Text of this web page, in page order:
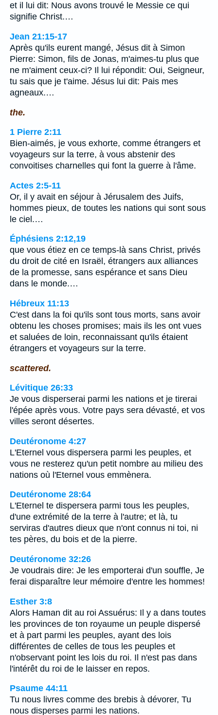
et il lui dit: Nous avons trouvé le Messie ce qui
signifie Christ.…
Jean 21:15-17
Après qu'ils eurent mangé, Jésus dit à Simon
Pierre: Simon, fils de Jonas, m'aimes-tu plus que
ne m'aiment ceux-ci? Il lui répondit: Oui, Seigneur,
tu sais que je t'aime. Jésus lui dit: Pais mes
agneaux.…
the.
1 Pierre 2:11
Bien-aimés, je vous exhorte, comme étrangers et
voyageurs sur la terre, à vous abstenir des
convoitises charnelles qui font la guerre à l'âme.
Actes 2:5-11
Or, il y avait en séjour à Jérusalem des Juifs,
hommes pieux, de toutes les nations qui sont sous
le ciel.…
Éphésiens 2:12,19
que vous étiez en ce temps-là sans Christ, privés
du droit de cité en Israël, étrangers aux alliances
de la promesse, sans espérance et sans Dieu
dans le monde.…
Hébreux 11:13
C'est dans la foi qu'ils sont tous morts, sans avoir
obtenu les choses promises; mais ils les ont vues
et saluées de loin, reconnaissant qu'ils étaient
étrangers et voyageurs sur la terre.
scattered.
Lévitique 26:33
Je vous disperserai parmi les nations et je tirerai
l'épée après vous. Votre pays sera dévasté, et vos
villes seront désertes.
Deutéronome 4:27
L'Eternel vous dispersera parmi les peuples, et
vous ne resterez qu'un petit nombre au milieu des
nations où l'Eternel vous emmènera.
Deutéronome 28:64
L'Eternel te dispersera parmi tous les peuples,
d'une extrémité de la terre à l'autre; et là, tu
serviras d'autres dieux que n'ont connus ni toi, ni
tes pères, du bois et de la pierre.
Deutéronome 32:26
Je voudrais dire: Je les emporterai d'un souffle, Je
ferai disparaître leur mémoire d'entre les hommes!
Esther 3:8
Alors Haman dit au roi Assuérus: Il y a dans toutes
les provinces de ton royaume un peuple dispersé
et à part parmi les peuples, ayant des lois
différentes de celles de tous les peuples et
n'observant point les lois du roi. Il n'est pas dans
l'intérêt du roi de le laisser en repos.
Psaume 44:11
Tu nous livres comme des brebis à dévorer, Tu
nous disperses parmi les nations.